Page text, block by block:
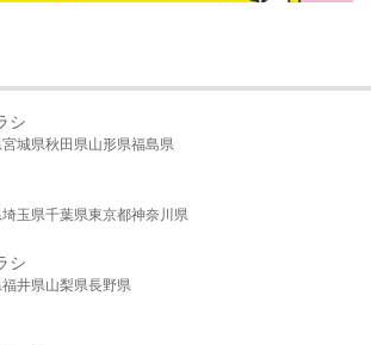
シ
宮城県秋田県山形県福島県
埼玉県千葉県東京都神奈川県
シ
福井県山梨県長野県